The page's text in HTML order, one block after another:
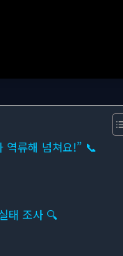
역류해 넘쳐요!” 📞
태 조사 🔍